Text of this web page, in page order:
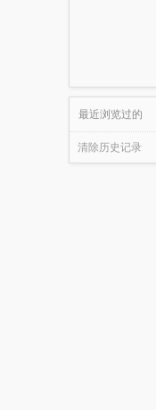
最近浏览过的
清除历史记录